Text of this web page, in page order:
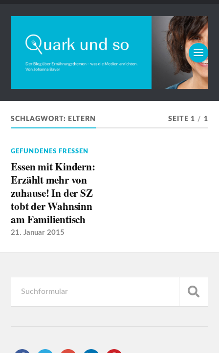
SCHLAGWORT: ELTERN SEITE 1 / 1
GEFUNDENES FRESSEN
Essen mit Kindern:
Erzählt mehr von
zuhause! In der SZ
tobt der Wahnsinn
am Familientisch
21. Januar 2015